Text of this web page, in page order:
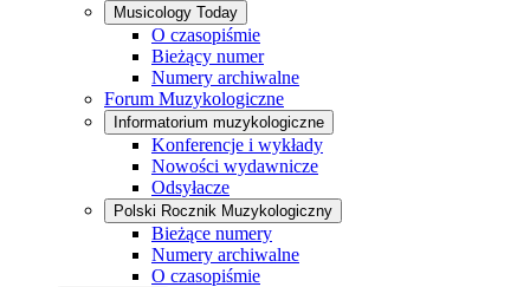
Musicology Today
O czasopiśmie
Bieżący numer
Numery archiwalne
Forum Muzykologiczne
Informatorium muzykologiczne
Konferencje i wykłady
Nowości wydawnicze
Odsyłacze
Polski Rocznik Muzykologiczny
Bieżące numery
Numery archiwalne
O czasopiśmie